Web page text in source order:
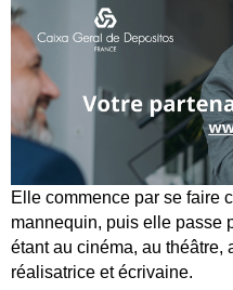
Elle commence par se faire
mannequin, puis elle passe
étant au cinéma, au théâtre,
réalisatrice et écrivaine.